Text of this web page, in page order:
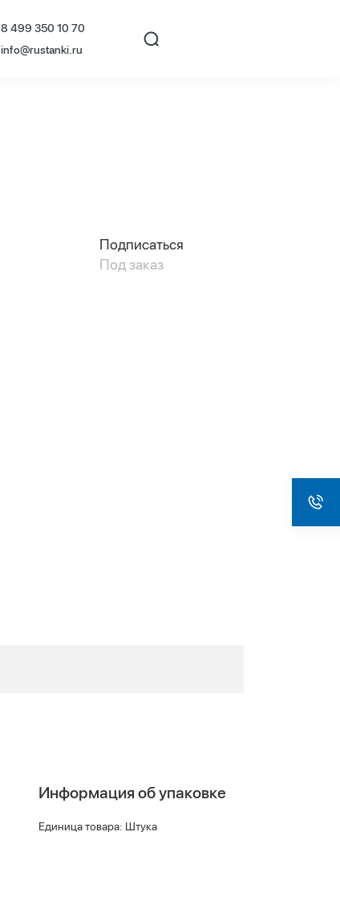
8 499 350 10 70
info@rustanki.ru
Подписаться
Под заказ
Информация об упаковке
Единица товара: Штука